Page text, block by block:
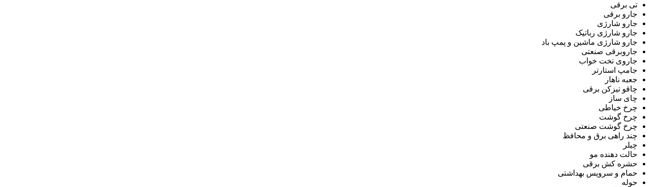
تی برقی
جارو برقی
جارو شارژی
جارو شارژی رباتیک
جارو شارژی ماشین و پمپ باد
جاروبرقی صنعتی
جاروی تخت خواب
جامپ استارتر
جعبه ناهار
چاقو تیزکن برقی
چای ساز
چرخ خیاطی
چرخ گوشت
چرخ گوشت صنعتی
چند راهی برق و محافظ
چیلر
حالت دهنده مو
حشره کش برقی
حمام و سرویس بهداشتی
حوله